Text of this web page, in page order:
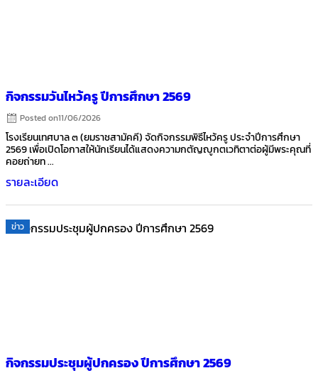
กิจกรรมวันไหว้ครู ปีการศึกษา 2569
Posted on11/06/2026
โรงเรียนเทศบาล ๓ (ยมราชสามัคคี) จัดกิจกรรมพิธีไหว้ครู ประจำปีการศึกษา
2569 เพื่อเปิดโอกาสให้นักเรียนได้แสดงความกตัญญูกตเวทิตาต่อผู้มีพระคุณที่
คอยถ่ายท ...
รายละเอียด
ข่าว
กิจกรรมประชุมผู้ปกครอง ปีการศึกษา 2569